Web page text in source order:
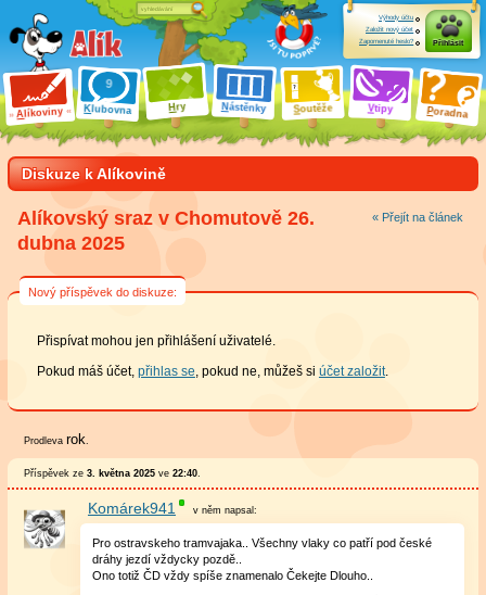
Alíkoviny Klubovna Hry Nástěnky Soutěže Vtipy Poradna
Výhody účtu
Založit nový účet
Zapomenuté heslo?
Přihlásit
Diskuze k Alíkovině
« Přejít na článek
Alíkovský sraz v Chomutově 26.
dubna 2025
Nový příspěvek do diskuze:
Přispívat mohou jen přihlášení uživatelé.
Pokud máš účet, přihlas se, pokud ne, můžeš si účet založit.
Prodleva rok.
Příspěvek ze 3. května 2025ve 22:40.
Komárek941 v něm napsal:
Pro ostravskeho tramvajaka.. Všechny vlaky co patří pod české
dráhy jezdí vždycky pozdě..
Ono totiž ČD vždy spíše znamenalo Čekejte Dlouho..